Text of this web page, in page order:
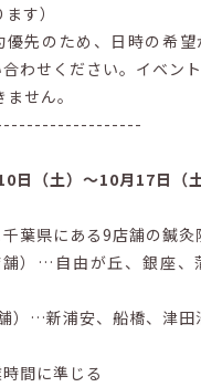
す）
優先のため、日時の希
わせください。イベン
せん。
日（土）～10月17日（土
葉県にある9店舗の鍼灸
）…自由が丘、銀座、
）…新浦安、船橋、津田
間に準じる